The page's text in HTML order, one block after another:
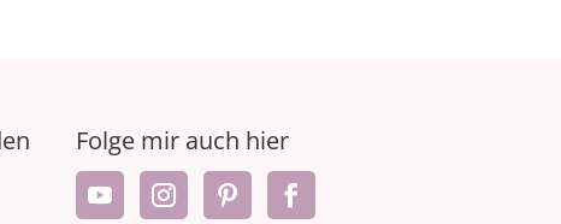
Folge mir auch hier